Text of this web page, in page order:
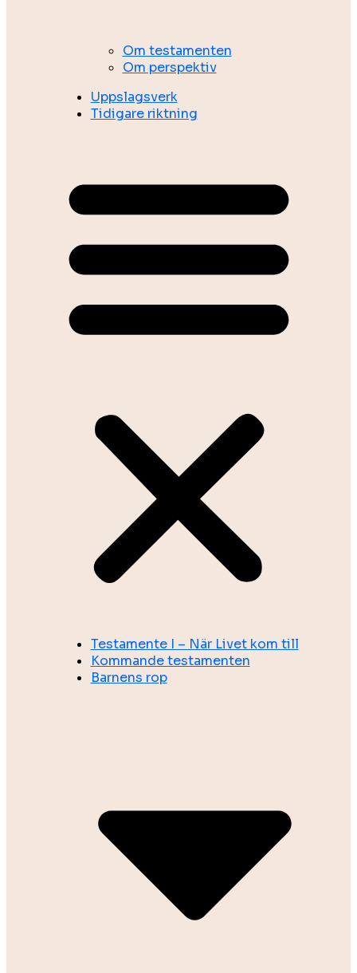
Om testamenten
Om perspektiv
Uppslagsverk
Tidigare riktning
Testamente I – När Livet kom till
Kommande testamenten
Barnens rop